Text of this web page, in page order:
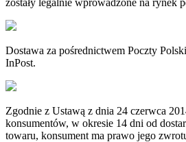
zostały legalnie wprowadzone na rynek
Dostawa za pośrednictwem Poczty
InPost.
Zgodnie z Ustawą z dnia 24 czerwca
konsumentów, w okresie 14 dni od
towaru, konsument ma prawo jego